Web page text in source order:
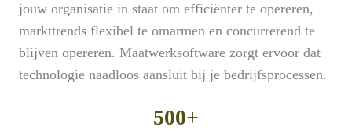
jouw organisatie in staat om efficiënter te opereren,
markttrends flexibel te omarmen en concurrerend te
blijven opereren. Maatwerksoftware zorgt ervoor dat
technologie naadloos aansluit bij je bedrijfsprocessen.
500+